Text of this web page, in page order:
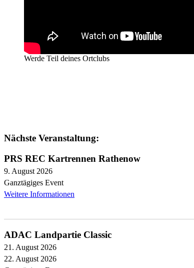
Werde Teil deines Ortclubs
Nächste Veranstaltung:
PRS REC Kartrennen Rathenow
9. August 2026
Ganztägiges Event
Weitere Informationen
ADAC Landpartie Classic
21. August 2026
22. August 2026